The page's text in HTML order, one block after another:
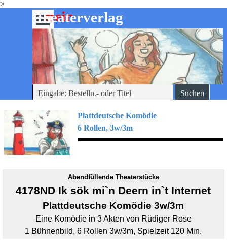
>
Direkt zum Seiteninhalt
-theaterverlag
mein
Menü überspringen
Suchen
Plattdeutsche Komödie
6 Rollen, 3w/3m
Abendfüllende Theaterstücke
4178ND Ik sök mi`n Deern in`t Internet
Plattdeutsche Komödie 3w/3m
Eine Komödie in 3 Akten von Rüdiger Rose
1 Bühnenbild, 6 Rollen 3w/3m, Spielzeit 120 Min.